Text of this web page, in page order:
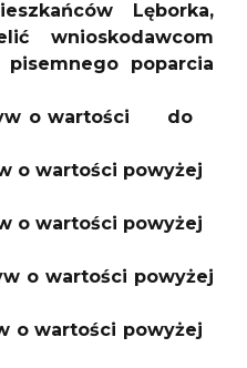
Lęborka,
wnioskodawcom
poparcia
o wartości do
o wartości powyżej
o wartości powyżej
o wartości powyżej
o wartości powyżej